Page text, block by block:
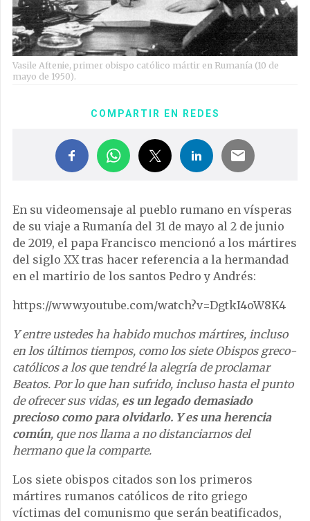
Vasile Aftenie, primer obispo católico mártir en Rumanía (10 de
mayo de 1950).
COMPARTIR EN REDES
En su videomensaje al pueblo rumano en vísperas
de su viaje a Rumanía del 31 de mayo al 2 de junio
de 2019, el papa Francisco mencionó a los mártires
del siglo XX tras hacer referencia a la hermandad
en el martirio de los santos Pedro y Andrés:
https://www.youtube.com/watch?v=DgtkI4oW8K4
Y entre ustedes ha habido muchos mártires, incluso
en los últimos tiempos, como los siete Obispos greco-
católicos a los que tendré la alegría de proclamar
Beatos. Por lo que han sufrido, incluso hasta el punto
de ofrecer sus vidas, es un legado demasiado
precioso como para olvidarlo. Y es una herencia
común, que nos llama a no distanciarnos del
hermano que la comparte.
Los siete obispos citados son los primeros
mártires rumanos católicos de rito griego
víctimas del comunismo que serán beatificados,